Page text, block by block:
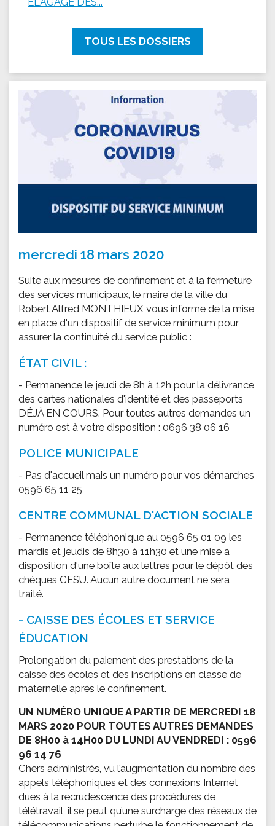
TOUS LES DOSSIERS
mercredi 18 mars 2020
Suite aux mesures de confinement et à la fermeture
des services municipaux, le maire de la ville du
Robert Alfred MONTHIEUX vous informe de la mise
en place d'un dispositif de service minimum pour
assurer la continuité du service public :
ÉTAT CIVIL :
- Permanence le jeudi de 8h à 12h pour la délivrance
des cartes nationales d'identité et des passeports
DÉJÀ EN COURS. Pour toutes autres demandes un
numéro est à votre disposition : 0696 38 06 16
POLICE MUNICIPALE
- Pas d'accueil mais un numéro pour vos démarches
0596 65 11 25
CENTRE COMMUNAL D'ACTION SOCIALE
- Permanence téléphonique au 0596 65 01 09 les
mardis et jeudis de 8h30 à 11h30 et une mise à
disposition d'une boîte aux lettres pour le dépôt des
chèques CESU. Aucun autre document ne sera
traité.
- CAISSE DES ÉCOLES ET SERVICE
ÉDUCATION
Prolongation du paiement des prestations de la
caisse des écoles et des inscriptions en classe de
maternelle après le confinement.
UN NUMÉRO UNIQUE A PARTIR DE MERCREDI 18
MARS 2020 POUR TOUTES AUTRES DEMANDES
DE 8H00 à 14H00 DU LUNDI AU VENDREDI : 0596
96 14 76
Chers administrés, vu l’augmentation du nombre des
appels téléphoniques et des connexions Internet
dues à la recrudescence des procédures de
télétravail, il se peut qu’une surcharge des réseaux de